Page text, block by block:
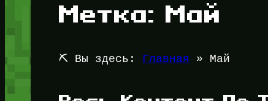
Метка:Май
⛏️ Вы здесь: Главная » Май